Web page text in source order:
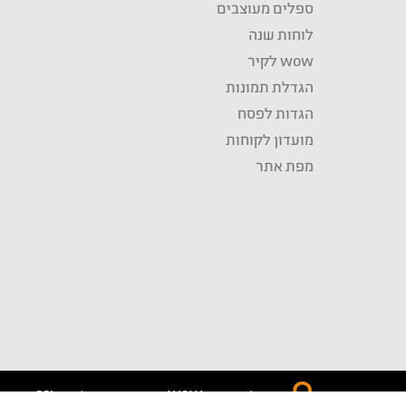
ספלים מעוצבים
לוחות שנה
wow לקיר
הגדלת תמונות
הגדות לפסח
מועדון לקוחות
מפת אתר
התשלום באתר WOW מאובטח בטכנולוגית SSL